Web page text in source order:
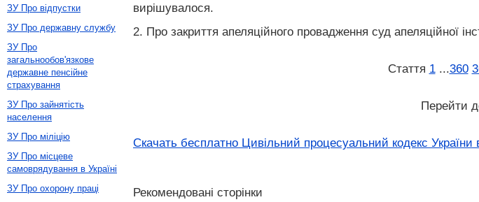
вирішувалося.
2. Про закриття апеляційного провадження суд апеляційної
Стаття 1 ...360
Перейти
Скачать бесплатно Цивільний процесуальний кодекс
Рекомендовані сторінки
ЗУ Про відпустки
ЗУ Про державну службу
ЗУ Про
загальнообов'язкове
державне пенсійне
страхування
ЗУ Про зайнятість
населення
ЗУ Про міліцію
ЗУ Про місцеве
самоврядування в Україні
ЗУ Про охорону праці